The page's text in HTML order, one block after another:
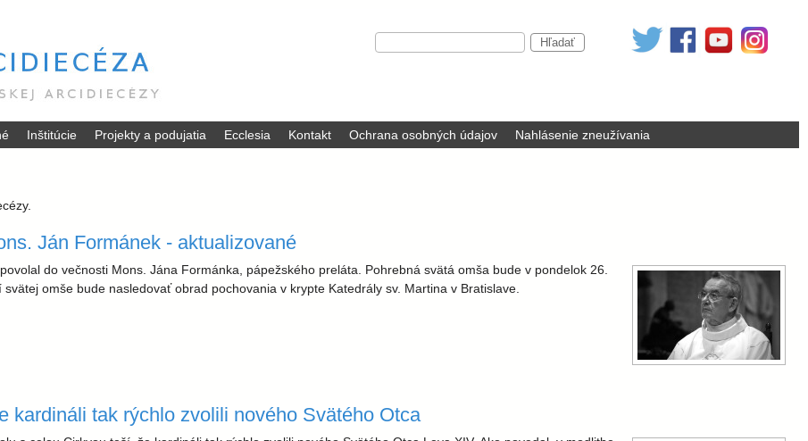
hlavný
obsah
V
y
d
á
v
H
ľ
ť
Inštitúcie Projekty a podujatia Ecclesia Kontakt Ochrana osobných údajov Nahlásenie zneužívania
Ján Formánek - aktualizované
do večnosti Mons. Jána Formánka, pápežského preláta. Pohrebná svätá omša bude v pondelok 26.
omše bude nasledovať obrad pochovania v krypte Katedrály sv. Martina v Bratislave.
- aktualizované
kardináli tak rýchlo zvolili nového Svätého Otca